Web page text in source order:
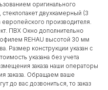
оригинального
двухкамерный (3
производителя.
ПВХ Окно дополнительно
REHAU высотой 30 мм
Размер конструкции указан c
указана без учета
заказа наши операторы
заказа. Обращаем ваше
до вас дозвониться, то заказ